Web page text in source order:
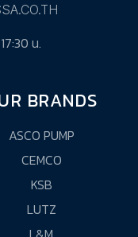
น.
BRANDS
ASCO PUMP
CEMCO
KSB
LUTZ